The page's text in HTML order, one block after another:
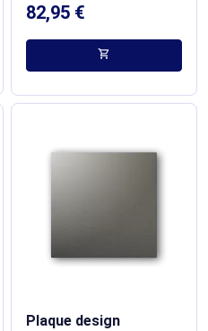
82,95 €
shopping_cart
Plaque design